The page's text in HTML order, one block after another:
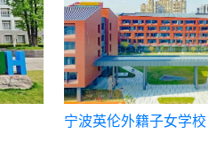
宁波英伦外籍子女学校